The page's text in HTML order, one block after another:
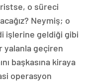
o süreci
Neymiş; o
işlerine geldiği gibi
yalanla geçiren
başkasına kiraya
operasyon